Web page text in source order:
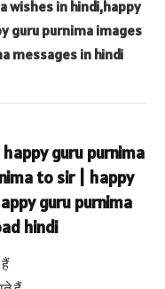
wishes in hindi,happy
guru purnima images
messages in hindi
guru purnima
to sir | happy
guru purnima
hindi